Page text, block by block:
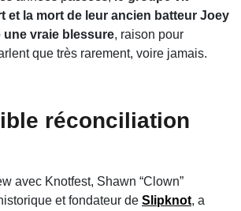
et la mort de leur ancien batteur Joey
vraie blessure, raison pour
que très rarement, voire jamais.
réconciliation
avec Knotfest, Shawn “Clown”
et fondateur de Slipknot, a